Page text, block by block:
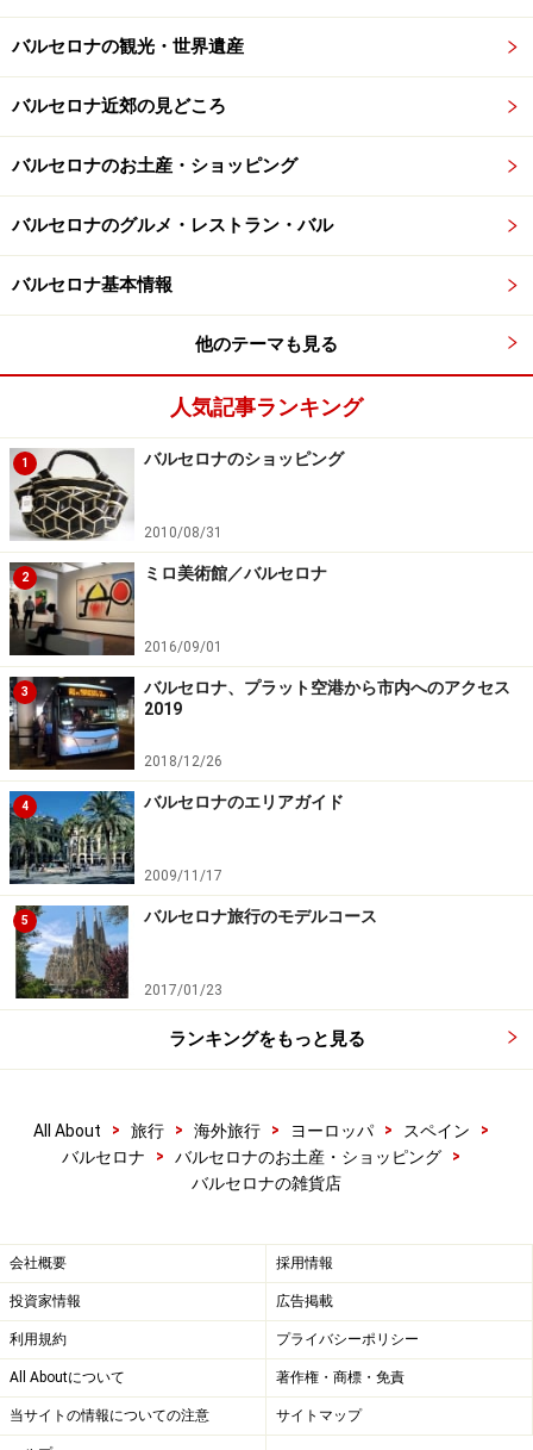
■Mar de Cava（マール・デ・カバ）
住所：Valéncia 293 Barcelona
TEL：(34) 93 4585 333
営業時間：10:30～14:00、16:30～20:30
定休日：日曜
ワワス・バルセロナ
おもちゃ箱のような楽しいお店。ボルン地区散策の際に寄っ
てみては
光客に利用しやすいお店。ユニークでキッチュな小物を
探すならこのお店。こちらは男女どちらにもおすすめで
す。ポラロイドカメラで撮ったような素敵なポストカー
ドが1ユーロからなど、お手頃な商品もあるのでぶらり
と入りやすいでしょう。スペインらしいカラフルで楽し
い柄のグッズがいっぱいです。
＜DATA＞
■WAWAS Barcelona
住所：Carders 14 Barcelona
TEL：(34) 93 3197 992
営業時間：11:00～14:00、17:00～21:00
定休日：日曜
※記事内容は執筆時点のものです。最新の内容をご確認くださ
い。
※海外を訪れる際には最新情報の入手に努め、「
ホームページ」を確認するなど、安全確保に十分注意を払ってく
ださい。
バルセロナの観光・世界遺産
バルセロナ近郊の見どころ
バルセロナのお土産・ショッピング
バルセロナのグルメ・レストラン・バル
バルセロナ基本情報
他のテーマも見る
人気記事ランキング
1 バルセロナのショッピング
2010/08/31
2 ミロ美術館／バルセロナ
2016/09/01
3
バルセロナ、プラット空港から市内へのアクセス
2019
2018/12/26
4 バルセロナのエリアガイド
2009/11/17
5 バルセロナ旅行のモデルコース
2017/01/23
ランキングをもっと見る
All About > 旅行 > 海外旅行 > ヨーロッパ > スペイン
>
バルセロナ
> バルセロナのお土産・ショッピング
>
バルセロナの雑貨店
会社概要 採用情報
投資家情報 広告掲載
利用規約 プライバシーポリシー
All Aboutについて 著作権・商標・免責
当サイトの情報についての注意 サイトマップ